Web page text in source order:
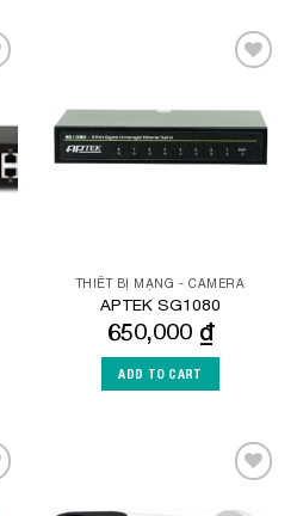
THIẾT BỊ MẠNG - CAMERA
APTEK SG1080
650,000 ₫
ADD TO CART